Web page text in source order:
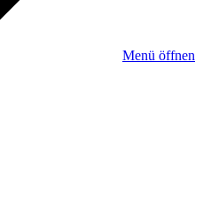
Menü öffnen